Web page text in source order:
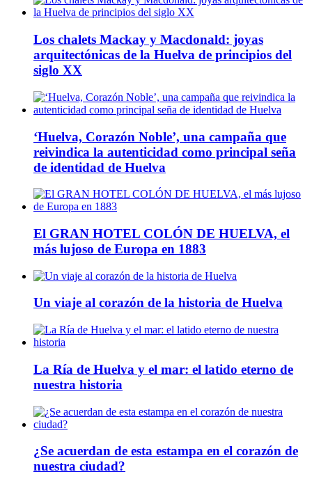
Los chalets Mackay y Macdonald: joyas
arquitectónicas de la Huelva de principios del
siglo XX
‘Huelva, Corazón Noble’, una campaña que
reivindica la autenticidad como principal seña
de identidad de Huelva
El GRAN HOTEL COLÓN DE HUELVA, el
más lujoso de Europa en 1883
Un viaje al corazón de la historia de Huelva
La Ría de Huelva y el mar: el latido eterno de
nuestra historia
¿Se acuerdan de esta estampa en el corazón de
nuestra ciudad?